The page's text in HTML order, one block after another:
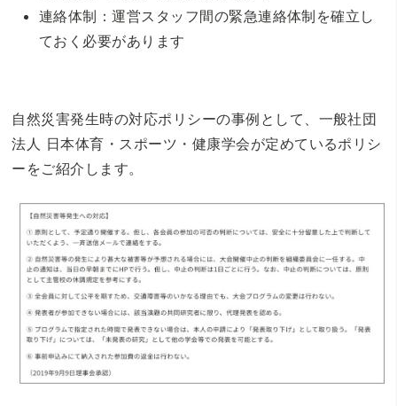
連絡体制：運営スタッフ間の緊急連絡体制を確立し
ておく必要があります
自然災害発生時の対応ポリシーの事例として、一般社団
法人 日本体育・スポーツ・健康学会が定めているポリシ
ーをご紹介します。